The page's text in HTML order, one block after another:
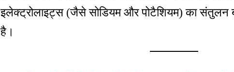
इलेक्ट्रोलाइट्स (जैसे सोडियम और पोटैशियम) का संतुलन
है।